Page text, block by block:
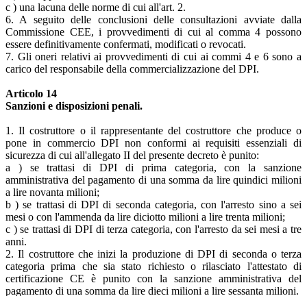
c ) una lacuna delle norme di cui all'art. 2.
6. A seguito delle conclusioni delle consultazioni avviate dalla
Commissione CEE, i provvedimenti di cui al comma 4 possono
essere definitivamente confermati, modificati o revocati.
7. Gli oneri relativi ai provvedimenti di cui ai commi 4 e 6 sono a
carico del responsabile della commercializzazione del DPI.
Articolo 14
Sanzioni e disposizioni penali.
1. Il costruttore o il rappresentante del costruttore che produce o
pone in commercio DPI non conformi ai requisiti essenziali di
sicurezza di cui all'allegato II del presente decreto è punito:
a ) se trattasi di DPI di prima categoria, con la sanzione
amministrativa del pagamento di una somma da lire quindici milioni
a lire novanta milioni;
b ) se trattasi di DPI di seconda categoria, con l'arresto sino a sei
mesi o con l'ammenda da lire diciotto milioni a lire trenta milioni;
c ) se trattasi di DPI di terza categoria, con l'arresto da sei mesi a tre
anni.
2. Il costruttore che inizi la produzione di DPI di seconda o terza
categoria prima che sia stato richiesto o rilasciato l'attestato di
certificazione CE è punito con la sanzione amministrativa del
pagamento di una somma da lire dieci milioni a lire sessanta milioni.